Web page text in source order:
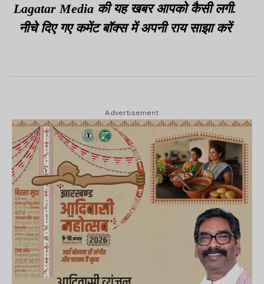
Lagatar Media की यह खबर आपको कैसी लगी.
नीचे दिए गए कमेंट बॉक्स में अपनी राय साझा करें
Advertisement